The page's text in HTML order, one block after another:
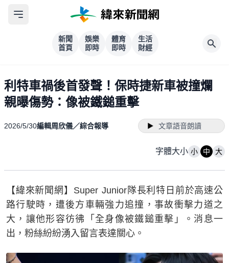
新聞
首頁
娛樂
即時
體育
即時
生活
財經
利特車禍後首發聲！保時捷新車被撞爛
親曝傷勢：像被鐵鎚重擊
2026/5/30編輯周欣儀／綜合報導 文章語音朗讀
字體大小 小 中 大
【緯來新聞網】Super Junior隊長利特日前於高速公
路行駛時，遭後方車輛強力追撞，事故衝擊力道之
大，讓他形容彷彿「全身像被鐵鎚重擊」。消息一
出，粉絲紛紛湧入留言表達關心。